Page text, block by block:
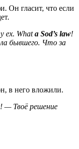
Он гласит, что если
ex. Whata Sod’s law!
бывшего. Что за
в него вложили.
! — Твоё решение